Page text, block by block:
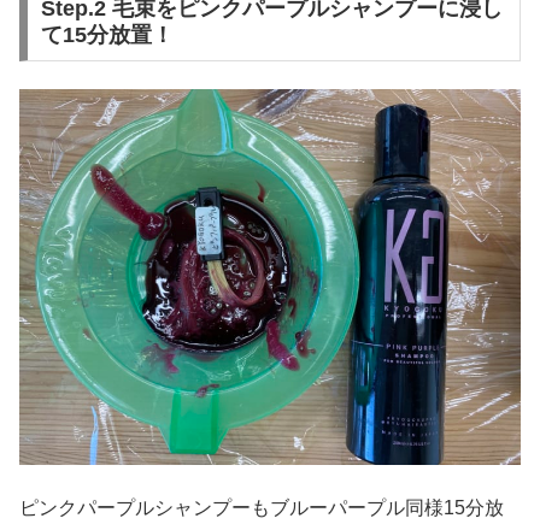
Step.2 毛束をピンクパープルシャンプーに浸し
て15分放置！
ピンクパープルシャンプーもブルーパープル同様15分放